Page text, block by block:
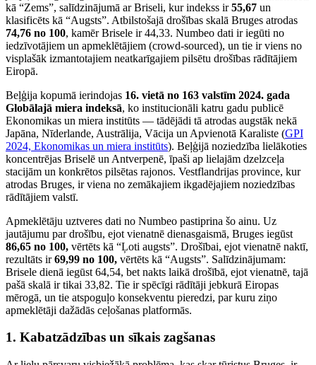
kā “Zems”, salīdzinājumā ar Briseli, kur indekss ir55,67 un
klasificēts kā “Augsts”. Atbilstošajā drošības skalā Bruges atrodas
74,76 no 100, kamēr Brisele ir 44,33. Numbeo dati ir iegūti no
iedzīvotājiem un apmeklētājiem (crowd-sourced), un tie ir viens no
visplašāk izmantotajiem neatkarīgajiem pilsētu drošības rādītājiem
Eiropā.
Beļģija kopumā ierindojas 16. vietā no 163 valstīm 2024. gada
Globālajā miera indeksā, ko institucionāli katru gadu publicē
Ekonomikas un miera institūts — tādējādi tā atrodas augstāk nekā
Japāna, Nīderlande, Austrālija, Vācija un Apvienotā Karaliste (GPI
2024, Ekonomikas un miera institūts). Beļģijā noziedzība lielākoties
koncentrējas Briselē un Antverpenē, īpaši ap lielajām dzelzceļa
stacijām un konkrētos pilsētas rajonos. Vestflandrijas province, kur
atrodas Bruges, ir viena no zemākajiem ikgadējajiem noziedzības
rādītājiem valstī.
Apmeklētāju uztveres dati no Numbeo pastiprina šo ainu. Uz
jautājumu par drošību, ejot vienatnē dienasgaismā, Bruges iegūst
86,65 no 100, vērtēts kā “Ļoti augsts”. Drošībai, ejot vienatnē naktī,
rezultāts ir69,99 no 100, vērtēts kā “Augsts”. Salīdzinājumam:
Brisele dienā iegūst 64,54, bet nakts laikā drošībā, ejot vienatnē, tajā
pašā skalā ir tikai 33,82. Tie ir spēcīgi rādītāji jebkurā Eiropas
mērogā, un tie atspoguļo konsekventu pieredzi, par kuru ziņo
apmeklētāji dažādās ceļošanas platformās.
1. Kabatzādzības un sīkais zagšanas